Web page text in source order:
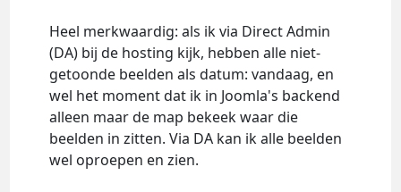
Heel merkwaardig: als ik via Direct Admin
(DA) bij de hosting kijk, hebben alle niet-
getoonde beelden als datum: vandaag, en
wel het moment dat ik in Joomla's backend
alleen maar de map bekeek waar die
beelden in zitten. Via DA kan ik alle beelden
wel oproepen en zien.